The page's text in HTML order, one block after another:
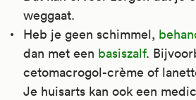
weggaat.
Heb je geen schimmel,
dan met een basiszalf.
cetomacrogol-crème of
Je huisarts kan ook een